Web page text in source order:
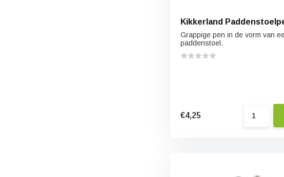
Kikkerland
Grappige pen in de vorm van
paddenstoel.
€4,25